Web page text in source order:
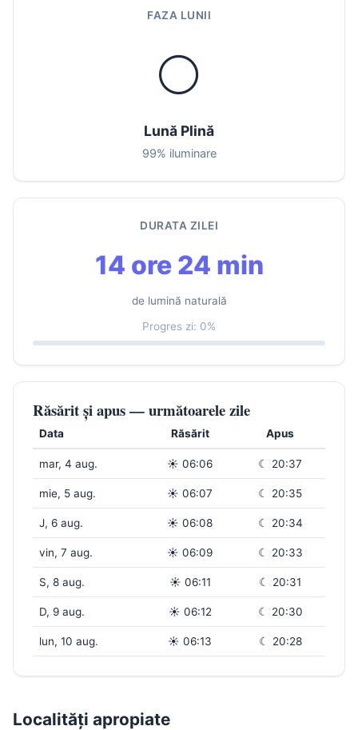
FAZA LUNII
🌕
Lună Plină
99% iluminare
DURATA ZILEI
14 ore 24 min
de lumină naturală
Progres zi: 0%
Răsărit și apus — următoarele zile
Data Răsărit Apus
mar, 4 aug. ☀ 06:06 ☾ 20:37
mie, 5 aug. ☀ 06:07 ☾ 20:35
J, 6 aug. ☀ 06:08 ☾ 20:34
vin, 7 aug. ☀ 06:09 ☾ 20:33
S, 8 aug. ☀ 06:11 ☾ 20:31
D, 9 aug. ☀ 06:12 ☾ 20:30
lun, 10 aug. ☀ 06:13 ☾ 20:28
Localități apropiate